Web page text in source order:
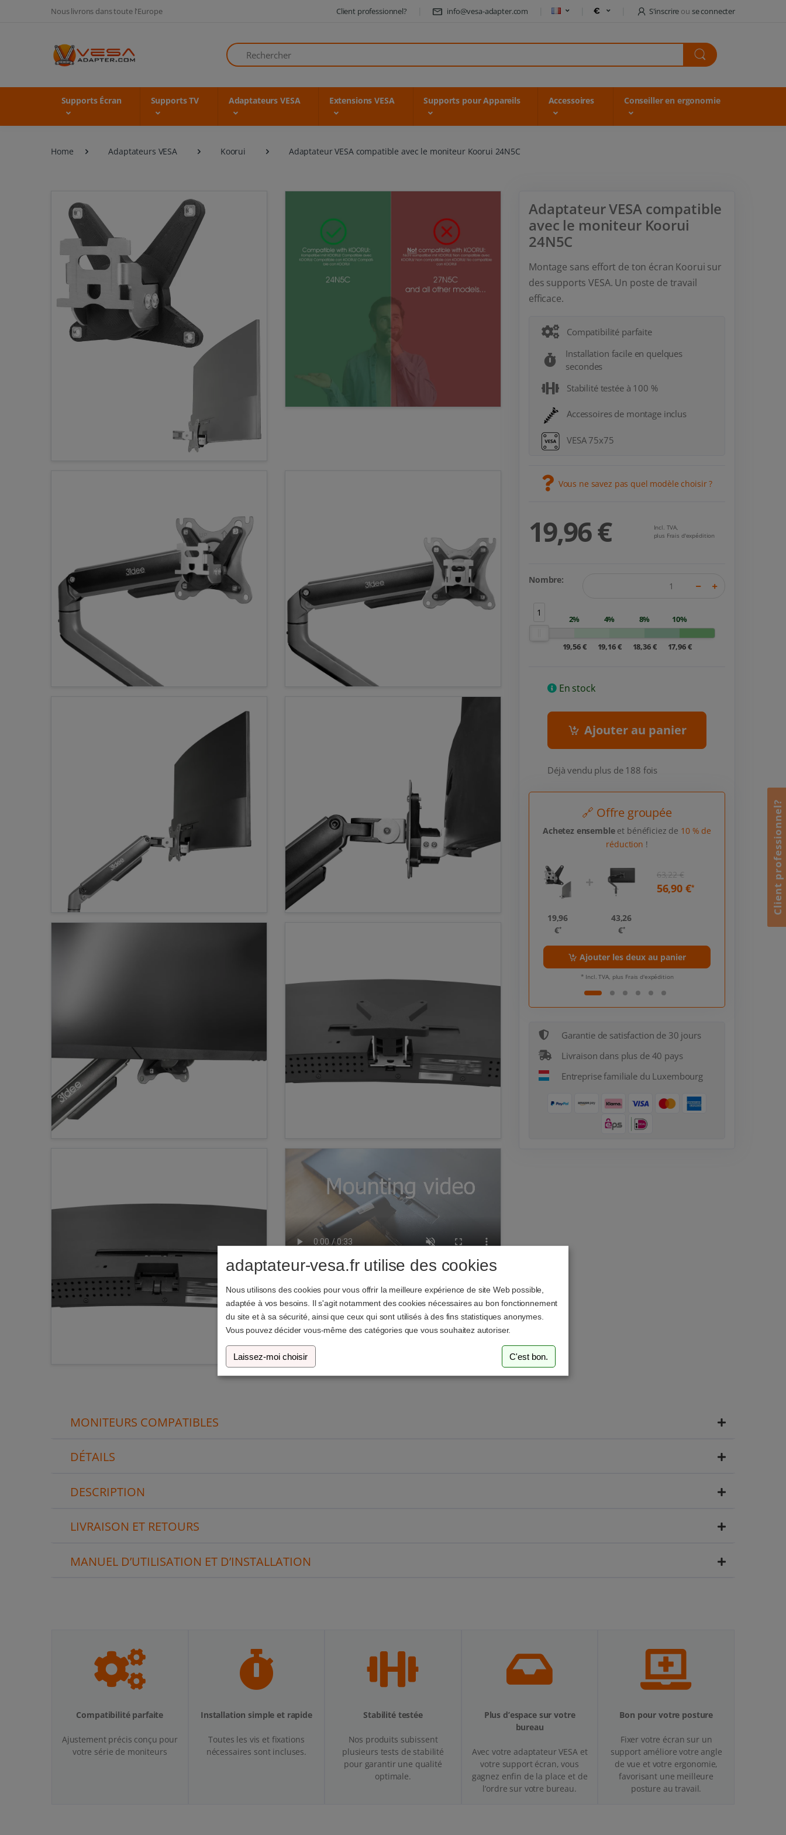
Nous livrons dans toute l'Europe Client professionnel? info@vesa-adapter.com S'inscrire ou se connecter
Rechercher
Supports Écran Supports TV Adaptateurs VESA Extensions VESA Supports pour Appareils Accessoires Conseiller en ergonomie
Client professionnel?
Home Adaptateurs VESA Koorui Adaptateur VESA compatible avec le moniteur Koorui 24N5C
Adaptateur VESA compatible
avec le moniteur Koorui
24N5C
Montage sans effort de ton écran Koorui sur
des supports VESA. Un poste de travail
efficace.
Compatibilité parfaite
Installation facile en quelques
secondes
Stabilité testée à 100 %
Accessoires de montage inclus
VESA 75x75
Vous ne savez pas quel modèle choisir ?
19,96 €
Incl. TVA,
plus Frais d'expédition
Nombre:
1
2%
19,56 €
4%
19,16 €
8%
18,36 €
10%
17,96 €
En stock
Ajouter au panier
Déjà vendu plus de 188 fois
🔗 Offre groupée
Achetez ensembleet bénéficiez de 10 % de
réduction !
63,22 €
56,90 €*
19,96
€*
43,26
€*
Ajouter les deux au panier
* Incl. TVA, plus Frais d'expédition
Garantie de satisfaction de 30 jours
Livraison dans plus de 40 pays
Entreprise familiale du Luxembourg
MONITEURS COMPATIBLES
DÉTAILS
DESCRIPTION
LIVRAISON ET RETOURS
MANUEL D’UTILISATION ET D’INSTALLATION
Compatibilité parfaite
Ajustement précis conçu pour
votre série de moniteurs
Installation simple et rapide
Toutes les vis et fixations
nécessaires sont incluses.
Stabilité testée
Nos produits subissent
plusieurs tests de stabilité
pour garantir une qualité
optimale.
Plus d’espace sur votre
bureau
Avec votre adaptateur VESA et
votre support écran, vous
gagnez enfin de la place et de
l’ordre sur votre bureau.
Bon pour votre posture
Fixer votre écran sur un
support améliore votre angle
de vue et votre ergonomie,
favorisant une meilleure
posture au travail.
adaptateur-vesa.fr utilise des cookies
Nous utilisons des cookies pour vous offrir la meilleure expérience de site Web possible,
adaptée à vos besoins. Il s'agit notamment des cookies nécessaires au bon fonctionnement
du site et à sa sécurité, ainsi que ceux qui sont utilisés à des fins statistiques anonymes.
Vous pouvez décider vous-même des catégories que vous souhaitez autoriser.
Laissez-moi choisir C'est bon.